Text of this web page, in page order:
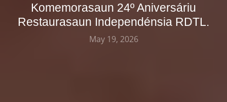
Komemorasaun 24º Aniversáriu
Restaurasaun Independénsia RDTL.
May 19, 2026